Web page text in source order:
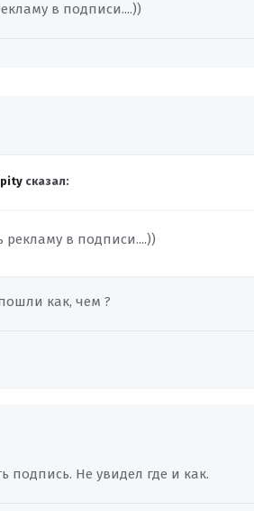
в подписи....))
сказал:
в подписи....))
как, чем ?
подпись. Не увидел где и как.